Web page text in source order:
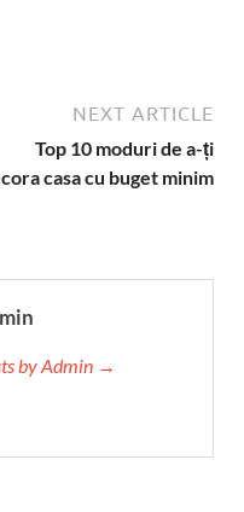
NEXT ARTICLE
Top 10 moduri de a-ți
casa cu buget minim
by Admin →